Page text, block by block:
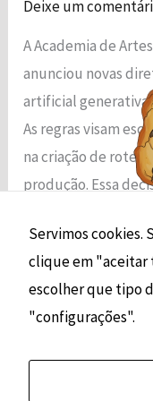
Deixe um
A Academia de
anunciou novas
artificial generativa
As regras visam
na criação de
produção.​ Essa
a autenticidade
Read More »
Servimos cookies.
clique em "aceitar
escolher que tipo
"configurações".